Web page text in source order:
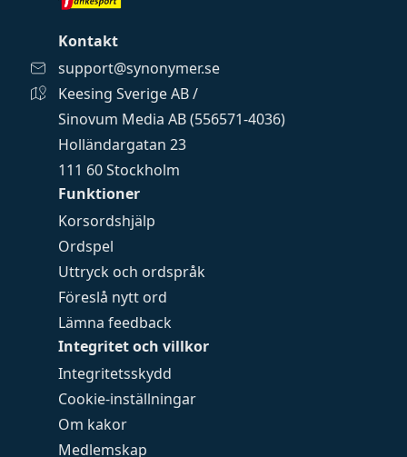
Funktioner
Korsordshjälp
Ordspel
Uttryck och ordspråk
Föreslå nytt ord
Lämna feedback
Integritet och villkor
Integritetsskydd
Cookie-inställningar
Om kakor
Medlemskap
Kontakt
support@synonymer.se
Keesing Sverige AB /
Sinovum Media AB (556571-4036)
Holländargatan 23
111 60 Stockholm